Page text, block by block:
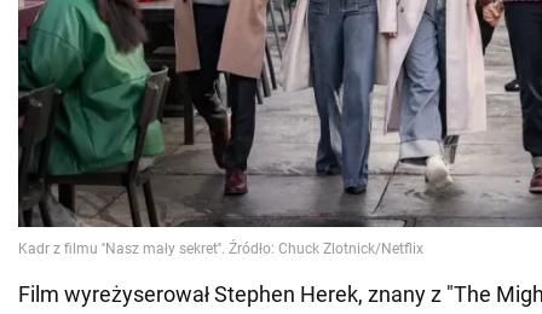
Film wyreżyserował Stephen Herek, znany z "The